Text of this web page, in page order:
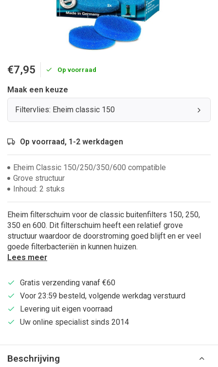
€7,95 Op voorraad
Maak een keuze
Filtervlies: Eheim classic 150
Op voorraad, 1-2 werkdagen
Eheim Classic 150/250/350/600 compatible
Grove structuur
Inhoud: 2 stuks
Eheim filterschuim voor de classic buitenfilters 150, 250,
350 en 600. Dit filterschuim heeft een relatief grove
structuur waardoor de doorstroming goed blijft en er veel
goede filterbacteriën in kunnen huizen.
Lees meer
Gratis verzending vanaf €60
Voor 23:59 besteld, volgende werkdag verstuurd
Levering uit eigen voorraad
Uw online specialist sinds 2014
Beschrijving